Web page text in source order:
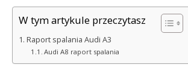
W tym artykule przeczytasz
Raport spalania Audi A3
Audi A8 raport spalania